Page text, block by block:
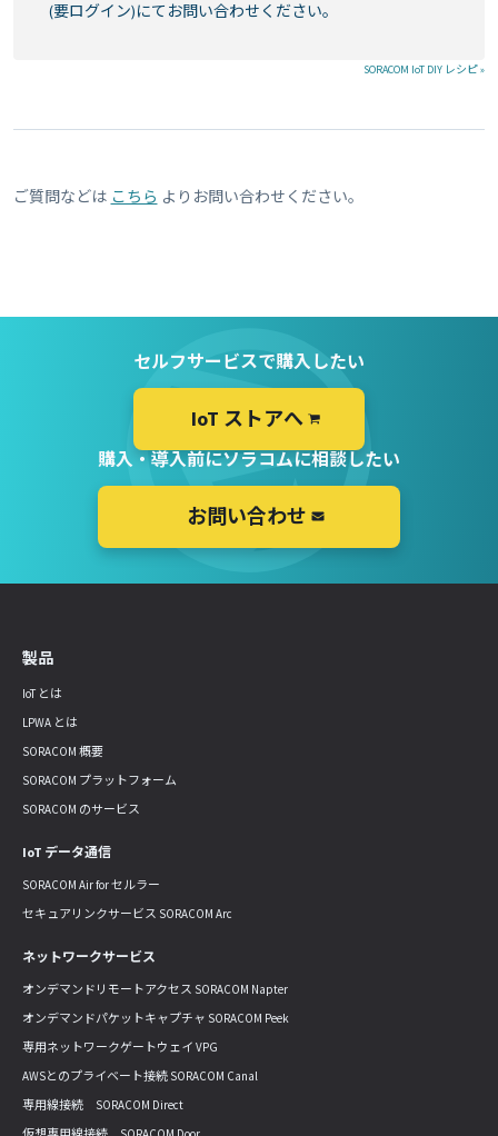
(要ログイン)にてお問い合わせください。
SORACOM IoT DIY レシピ »
ご質問などは こちら よりお問い合わせください。
セルフサービスで購入したい
IoT ストアへ
購入・導入前にソラコムに相談したい
お問い合わせ
製品
IoT とは
LPWA とは
SORACOM 概要
SORACOM プラットフォーム
SORACOM のサービス
IoT データ通信
SORACOM Air for セルラー
セキュアリンクサービス SORACOM Arc
ネットワークサービス
オンデマンドリモートアクセス SORACOM Napter
オンデマンドパケットキャプチャ SORACOM Peek
専用ネットワークゲートウェイ VPG
AWSとのプライベート接続 SORACOM Canal
専用線接続 SORACOM Direct